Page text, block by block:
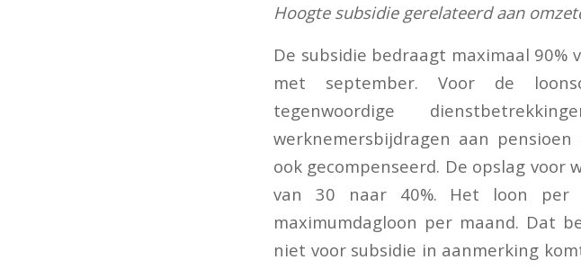
Hoogte subsidie gerelateerd aan
De subsidie bedraagt maximaal
met september. Voor de
tegenwoordige
werknemersbijdragen aan
ook gecompenseerd. De opslag voor
van 30 naar 40%. Het loon per
maximumdagloon per maand. Dat
niet voor subsidie in aanmerking